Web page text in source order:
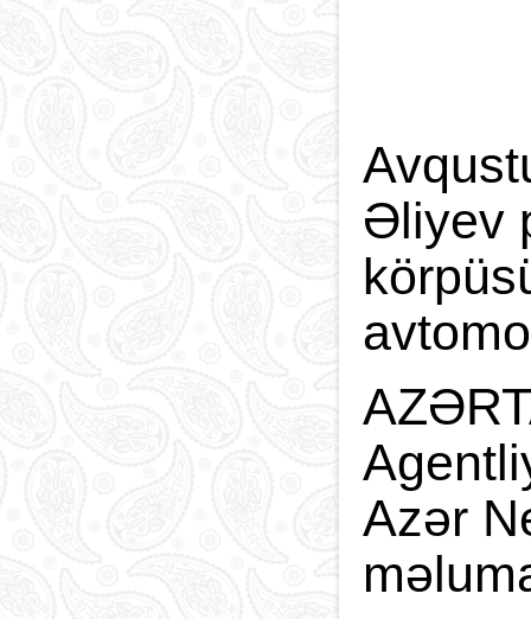
Əliyev
Azər